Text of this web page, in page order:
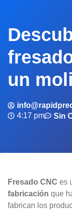
un
4:17 pm
Sin
Fresado CNC es
fabricación que
fabrican los